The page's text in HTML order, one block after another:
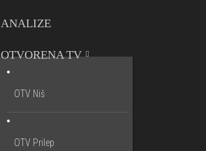
ANALIZE
OTVORENA TV
OTV Niš
OTV Prilep